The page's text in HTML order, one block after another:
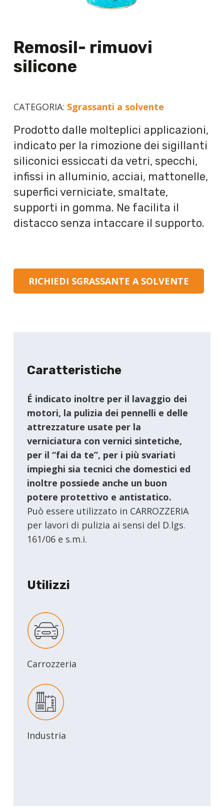
Remosil- rimuovi
silicone
CATEGORIA: Sgrassanti a solvente
Prodotto dalle molteplici applicazioni,
indicato per la rimozione dei sigillanti
siliconici essiccati da vetri, specchi,
infissi in alluminio, acciai, mattonelle,
superfici verniciate, smaltate,
supporti in gomma. Ne facilita il
distacco senza intaccare il supporto.
RICHIEDI SGRASSANTE A SOLVENTE
Caratteristiche
É indicato inoltre per il lavaggio dei
motori, la pulizia dei pennelli e delle
attrezzature usate per la
verniciatura con vernici sintetiche,
per il “fai da te”, per i più svariati
impieghi sia tecnici che domestici ed
inoltre possiede anche un buon
potere protettivo e antistatico.
Può essere utilizzato in CARROZZERIA
per lavori di pulizia ai sensi del D.lgs.
161/06 e s.m.i.
Utilizzi
Carrozzeria
Industria